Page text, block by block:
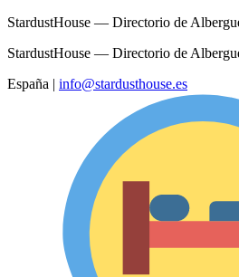
StardustHouse — Directorio de
StardustHouse — Directorio de
España | info@stardusthouse.es